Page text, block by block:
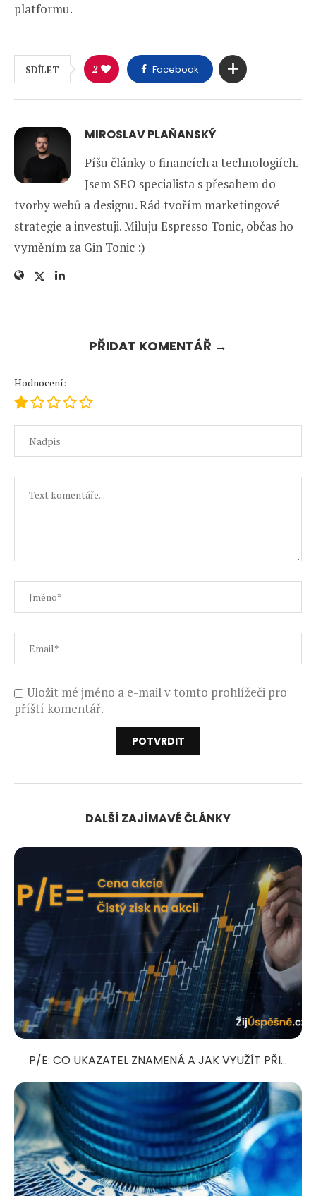
platformu.
SDÍLET 2 Facebook
MIROSLAV PLAŇANSKÝ
Píšu články o financích a technologiích.
Jsem SEO specialista s přesahem do
tvorby webů a designu. Rád tvořím marketingové
strategie a investuji. Miluju Espresso Tonic, občas ho
vyměním za Gin Tonic :)
PŘIDAT KOMENTÁŘ →
Hodnocení:
Uložit mé jméno a e-mail v tomto prohlížeči pro
příští komentář.
DALŠÍ ZAJÍMAVÉ ČLÁNKY
P/E: CO UKAZATEL ZNAMENÁ A JAK VYUŽÍT PŘI...